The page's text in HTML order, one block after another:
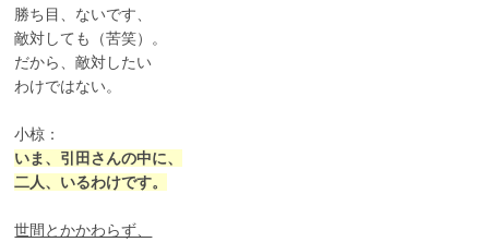
勝ち目、ないです、
敵対しても（苦笑）。
だから、敵対したい
わけではない。
小椋：
いま、引田さんの中に、
二人、いるわけです。
世間とかかわらず、